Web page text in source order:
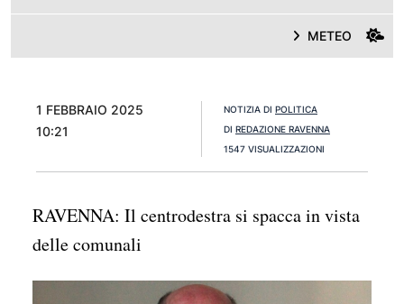
METEO
1 FEBBRAIO 2025
10:21
NOTIZIA DI POLITICA
DI REDAZIONE RAVENNA
1547 VISUALIZZAZIONI
RAVENNA: Il centrodestra si spacca in vista
delle comunali